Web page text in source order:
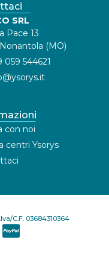
SRL
Pace 13
Nonantola (MO)
059 544621
con noi
centri Ysorys
C.F. 03684310364